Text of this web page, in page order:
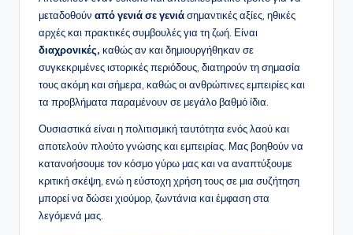
μεταδοθούν από γενιά σε γενιάσημαντικές αξίες, ηθικές
αρχές και πρακτικές συμβουλές για τη ζωή. Είναι
διαχρονικές, καθώς αν και δημιουργήθηκαν σε
συγκεκριμένες ιστορικές περιόδους, διατηρούν τη σημασία
τους ακόμη και σήμερα, καθώς οι ανθρώπινες εμπειρίες και
τα προβλήματα παραμένουν σε μεγάλο βαθμό ίδια.
Ουσιαστικά είναι η πολιτισμική ταυτότητα ενός λαού και
αποτελούν πλούτο γνώσης και εμπειρίας. Μας βοηθούν να
κατανοήσουμε τον κόσμο γύρω μας και να αναπτύξουμε
κριτική σκέψη, ενώ η εύστοχη χρήση τους σε μια συζήτηση
μπορεί να δώσει χιούμορ, ζωντάνια και έμφαση στα
λεγόμενά μας.